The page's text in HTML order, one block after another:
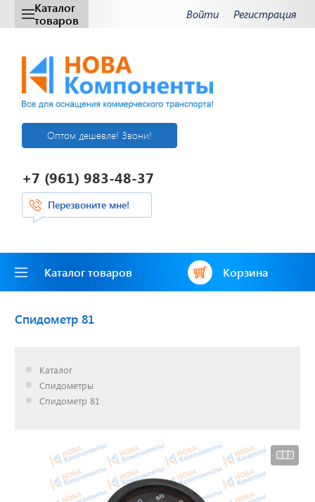
Каталог
товаров
Войти Регистрация
Оптом дешевле! Звони!
+7 (961) 983-48-37
Перезвоните мне!
Каталог товаров Корзина
Открылся новый
склад
г. Нижний Новгород
Спидометр 81
Каталог
Спидометры
Спидометр 81